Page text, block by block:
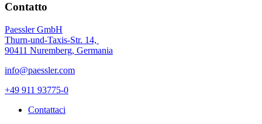
Contatto
Paessler GmbH
Thurn-und-Taxis-Str. 14,
90411 Nuremberg, Germania
info@paessler.com
+49 911 93775-0
Contattaci